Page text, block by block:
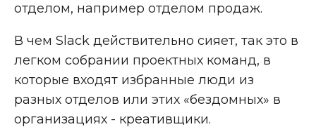
отделом, например отделом продаж.
В чем Slack действительно сияет, так это в
легком собрании проектных команд, в
которые входят избранные люди из
разных отделов или этих «бездомных» в
организациях - креативщики.